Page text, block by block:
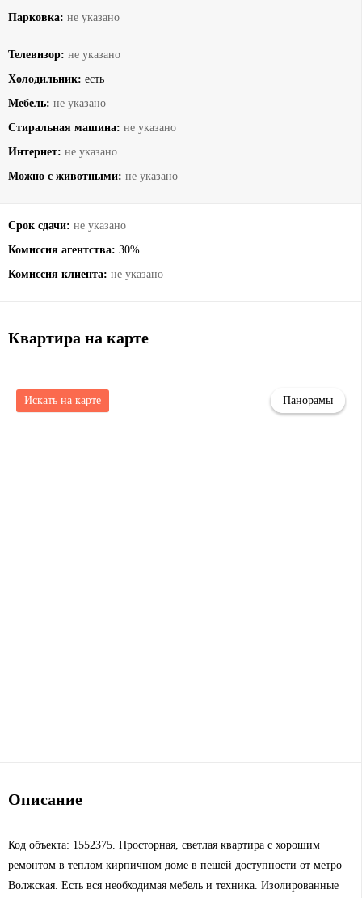
Парковка: не указано
Телевизор: не указано
Холодильник: есть
Мебель: не указано
Стиральная машина: не указано
Интернет: не указано
Можно с животными: не указано
Срок сдачи: не указано
Комиссия агентства: 30%
Комиссия клиента: не указано
Описание
Код объекта: 1552375. Просторная, светлая квартира с хорошим
ремонтом в теплом кирпичном доме в пешей доступности от метро
Волжская. Есть вся необходимая мебель и техника. Изолированные
Квартира на карте
Искать на карте Панорамы